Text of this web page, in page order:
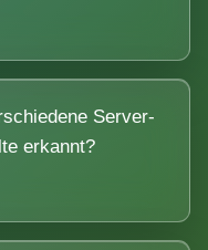
Server-
erkannt?